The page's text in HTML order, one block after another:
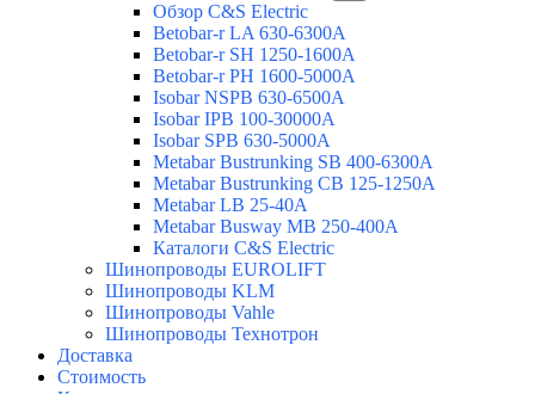
Обзор C&S Electric
Betobar-r LA 630-6300A
Betobar-r SH 1250-1600A
Betobar-r PH 1600-5000A
Isobar NSPB 630-6500A
Isobar IPB 100-30000A
Isobar SPB 630-5000A
Metabar Bustrunking SB 400-6300A
Metabar Bustrunking CB 125-1250A
Metabar LB 25-40A
Metabar Busway MB 250-400A
Каталоги C&S Electric
Шинопроводы EUROLIFT
Шинопроводы KLM
Шинопроводы Vahle
Шинопроводы Технотрон
Доставка
Стоимость